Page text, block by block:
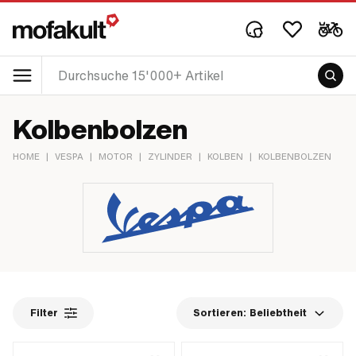
Kolbenbolzen
HOME | VESPA | MOTOR | ZYLINDER | KOLBEN | KOLBENBOLZEN
Filter Sortieren: Beliebtheit